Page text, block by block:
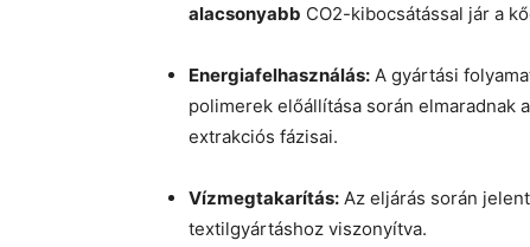
alacsonyabb CO2-kibocsátással jár a
Energiafelhasználás: A gyártási
polimerek előállítása során elmaradnak
extrakciós fázisai.
Vízmegtakarítás: Az eljárás során
textilgyártáshoz viszonyítva.